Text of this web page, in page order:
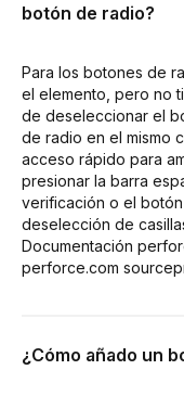
botón de radio?
Para los botones de
el elemento, pero no
de deseleccionar el
de radio en el mismo
acceso rápido para
presionar la barra
verificación o el
deselección de
Documentación
perforce.com
¿Cómo añado un